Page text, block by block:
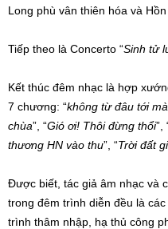
Long phù vân thiên hóa và
Tiếp theo là Concerto “Sinh tử
Kết thúc đêm nhạc là hợp
7 chương: “không từ đâu tới
chùa”, “Gió ơi! Thôi đừng thổi”,
thương HN vào thu”, “Trời đất
Được biết, tác giả âm nhạc và
trong đêm trình diễn đều là
trình thâm nhập, hạ thủ công